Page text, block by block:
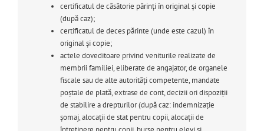
certificatul de căsătorie părinți în original și copie
(după caz);
certificatul de deces părinte (unde este cazul) în
original și copie;
actele doveditoare privind veniturile realizate de
membrii familiei, eliberate de angajator, de organele
fiscale sau de alte autorități competente, mandate
poștale de plată, extrase de cont, decizii ori dispoziții
de stabilire a drepturilor (după caz: indemnizație
șomaj, alocații de stat pentru copii, alocații de